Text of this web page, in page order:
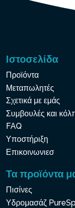
Ιστοσελίδα
Προϊόντα
Μεταπωλητές
Σχετικά με εμάς
Συμβουλές και
FAQ
Υποστήριξη
Επικοινωνιεσ
Τα προϊόντα
Πισίνες
Υδρομασάζ